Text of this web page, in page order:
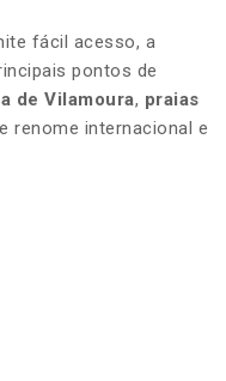
fácil acesso, a
pontos de
de Vilamoura, praias
renome internacional e